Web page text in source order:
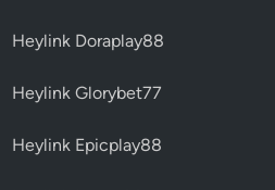
Heylink Doraplay88
Heylink Glorybet77
Heylink Epicplay88